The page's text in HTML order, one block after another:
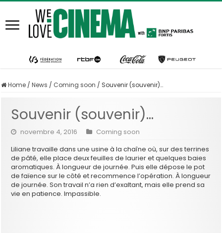
Home / News / Coming soon / Souvenir (souvenir)…
Souvenir (souvenir)…
novembre 4, 2016
Coming soon
Liliane travaille dans une usine à la chaîne où, sur des terrines
de pâté, elle place deux feuilles de laurier et quelques baies
aromatiques. À longueur de journée. Puis elle dépose le pot
de faïence sur le côté et recommence l’opération. À longueur
de journée. Son travail n’a rien d’exaltant, mais elle prend sa
vie en patience. Impassible.